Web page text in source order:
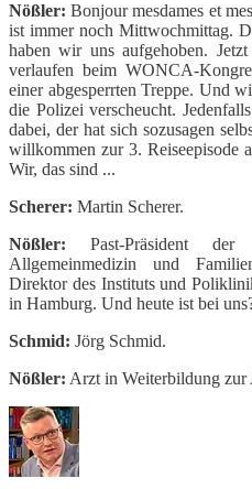
Nößler: Bonjour mesdames et
ist immer noch Mittwochmittag.
haben wir uns aufgehoben.
verlaufen beim WONCA-
einer abgesperrten Treppe. Und
die Polizei verscheucht.
dabei, der hat sich sozusagen
willkommen zur 3. Reiseepisode
Wir, das sind ...
Scherer: Martin Scherer.
Nößler: Past-Präsident der
Allgemeinmedizin und
Direktor des Instituts und
in Hamburg. Und heute ist bei
Schmid: Jörg Schmid.
Nößler: Arzt in Weiterbildung